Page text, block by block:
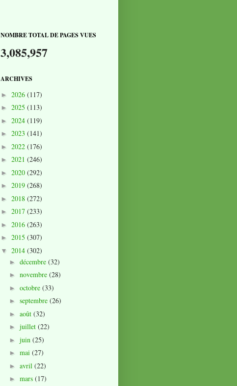
NOMBRE TOTAL DE PAGES VUES
3,085,957
ARCHIVES
► 2026 (117)
► 2025 (113)
► 2024 (119)
► 2023 (141)
► 2022 (176)
► 2021 (246)
► 2020 (292)
► 2019 (268)
► 2018 (272)
► 2017 (233)
► 2016 (263)
► 2015 (307)
▼ 2014 (302)
► décembre (32)
► novembre (28)
► octobre (33)
► septembre (26)
► août (32)
► juillet (22)
► juin (25)
► mai (27)
► avril (22)
► mars (17)